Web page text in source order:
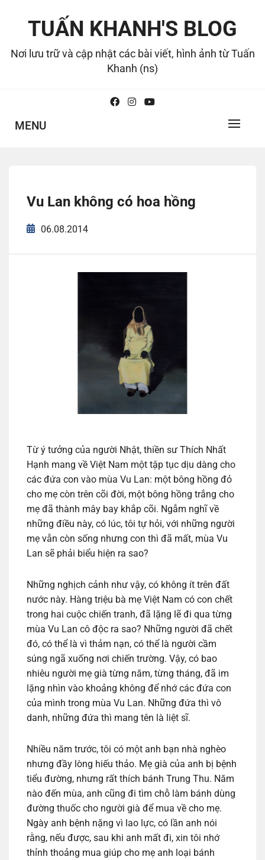
TUẤN KHANH'S BLOG
Nơi lưu trữ và cập nhật các bài viết, hình ảnh từ Tuấn
Khanh (ns)
MENU
Vu Lan không có hoa hồng
06.08.2014
Từ ý tưởng của người Nhật, thiền sư Thích Nhất
Hạnh mang về Việt Nam một tập tục dịu dàng cho
các đứa con vào mùa Vu Lan: một bông hồng đỏ
cho mẹ còn trên cõi đời, một bông hồng trắng cho
mẹ đã thành mây bay khắp cõi. Ngẫm nghĩ về
những điều này, có lúc, tôi tự hỏi, với những người
mẹ vẫn còn sống nhưng con thì đã mất, mùa Vu
Lan sẽ phải biểu hiện ra sao?
Những nghịch cảnh như vậy, có không ít trên đất
nước này. Hàng triệu bà mẹ Việt Nam có con chết
trong hai cuộc chiến tranh, đã lặng lẽ đi qua từng
mùa Vu Lan cô độc ra sao? Những người đã chết
đó, có thể là vì thảm nạn, có thể là người cầm
súng ngã xuống nơi chiến trường. Vậy, có bao
nhiêu người mẹ già từng năm, từng tháng, đã im
lặng nhìn vào khoảng không để nhớ các đứa con
của mình trong mùa Vu Lan. Những đứa thì vô
danh, những đứa thì mang tên là liệt sĩ.
Nhiều năm trước, tôi có một anh bạn nhà nghèo
nhưng đầy lòng hiếu thảo. Mẹ già của anh bị bệnh
tiểu đường, nhưng rất thích bánh Trung Thu. Năm
nào đến mùa, anh cũng đi tìm chỗ làm bánh dùng
đường thuốc cho người già để mua về cho mẹ.
Ngày anh bệnh nặng vì lao lực, có lần anh nói
rằng, nếu được, sau khi anh mất đi, xin tôi nhớ
thỉnh thoảng mua giúp cho mẹ anh loại bánh